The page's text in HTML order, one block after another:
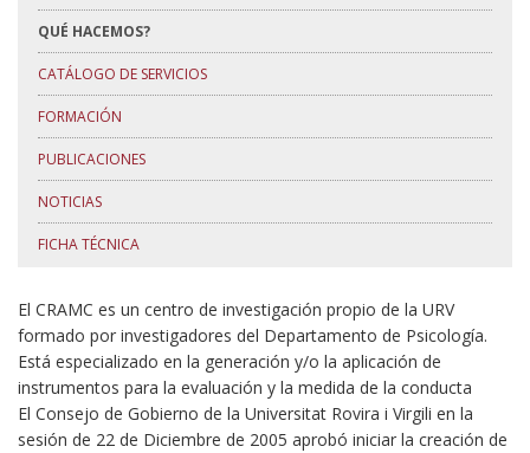
QUÉ HACEMOS?
CATÁLOGO DE SERVICIOS
FORMACIÓN
PUBLICACIONES
NOTICIAS
FICHA TÉCNICA
El CRAMC es un centro de investigación propio de la URV
formado por investigadores del Departamento de Psicología.
Está especializado en la generación y/o la aplicación de
instrumentos para la evaluación y la medida de la conducta
El Consejo de Gobierno de la Universitat Rovira i Virgili en la
sesión de 22 de Diciembre de 2005 aprobó iniciar la creación de